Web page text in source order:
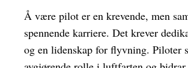
Å være pilot er en krevende, men
spennende karriere. Det krever
og en lidenskap for flyvning. Piloter